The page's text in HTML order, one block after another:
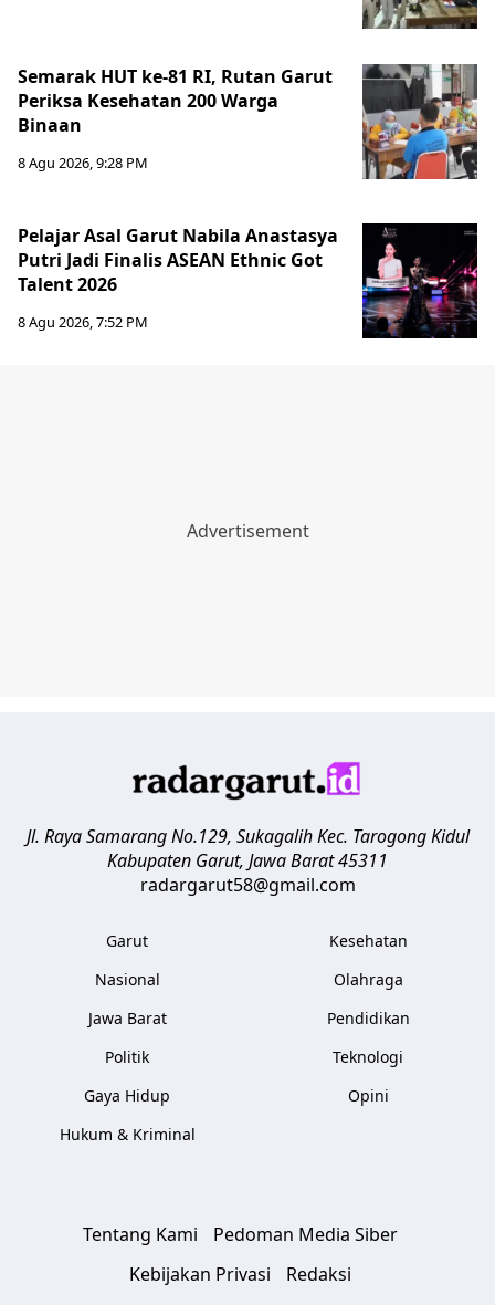
Semarak HUT ke-81 RI, Rutan Garut
Periksa Kesehatan 200 Warga
Binaan
8 Agu 2026, 9:28 PM
Pelajar Asal Garut Nabila Anastasya
Putri Jadi Finalis ASEAN Ethnic Got
Talent 2026
8 Agu 2026, 7:52 PM
Jl. Raya Samarang No.129, Sukagalih Kec. Tarogong Kidul
Kabupaten Garut, Jawa Barat45311
radargarut58@gmail.com
Garut
Nasional
Jawa Barat
Politik
Gaya Hidup
Hukum & Kriminal
Kesehatan
Olahraga
Pendidikan
Teknologi
Opini
Tentang Kami
Pedoman Media Siber
Kebijakan Privasi
Redaksi